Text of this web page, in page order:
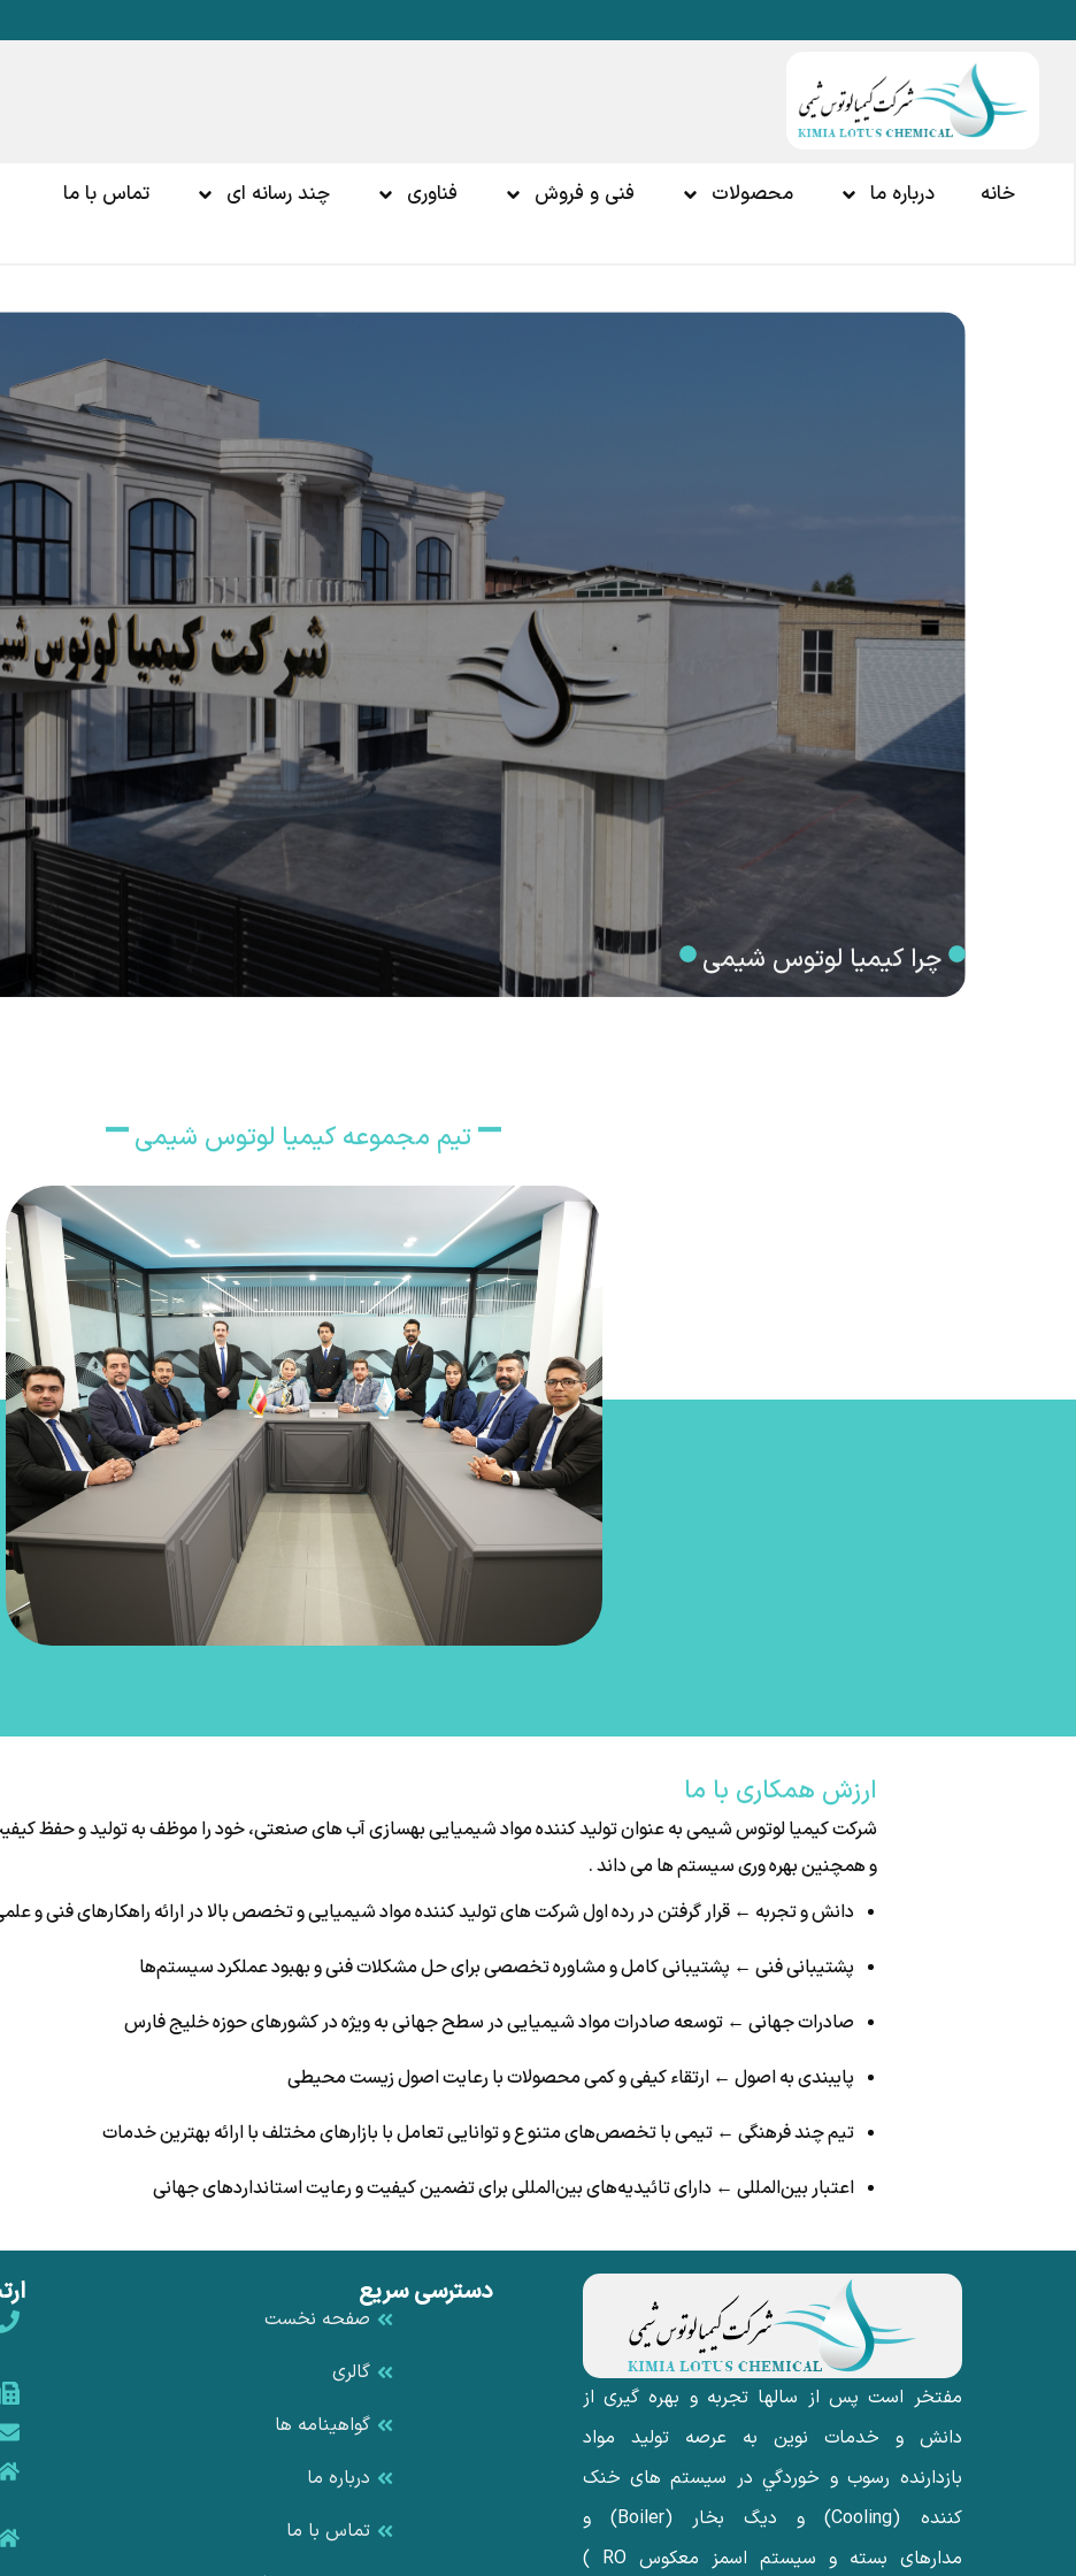
خانه درباره ما محصولات فنی و فروش فناوری چند رسانه ای تماس با ما
چرا کیمیا لوتوس شیمی
تیم مجموعه کیمیا لوتوس شیمی
ارزش همکاری با ما
شرکت کیمیا لوتوس شیمی به عنوان تولید کننده مواد شیمیایی بهسازی آب های صنعتی، خود را موظف به تولید و حفظ
و همچنین بهره وری سیستم ها می داند .
دانش و تجربه ← قرار گرفتن در رده اول شرکت های تولید کننده مواد شیمیایی و تخصص بالا در ارائه راهکارهای فنی و
پشتیبانی فنی ← پشتیبانی کامل و مشاوره تخصصی برای حل مشکلات فنی و بهبود عملکرد سیستم‌ها
صادرات جهانی ← توسعه صادرات مواد شیمیایی در سطح جهانی به ویژه در کشورهای حوزه خلیج فارس
پایبندی به اصول ← ارتقاء کیفی و کمی محصولات با رعایت اصول زیست محیطی
تیم چند فرهنگی ← تیمی با تخصص‌های متنوع و توانایی تعامل با بازارهای مختلف با ارائه بهترین خدمات
اعتبار بین‌المللی ← دارای تائیدیه‌های بین‌المللی برای تضمین کیفیت و رعایت استانداردهای جهانی
مفتخر است پس از سالها تجربه و بهره گیری از
دانش و خدمات نوین به عرصه تولید مواد
بازدارنده رسوب و خوردگي در سیستم های خنک
کننده (Cooling) و دیگ بخار (Boiler) و
مدارهای بسته و سیستم اسمز معکوس RO )
دسترسی سریع
صفحه نخست
گالری
گواهینامه ها
درباره ما
تماس با ما